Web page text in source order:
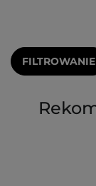
FILTROWANIE